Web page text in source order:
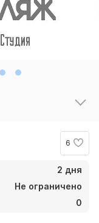
6
2 дня
Не ограничено
0